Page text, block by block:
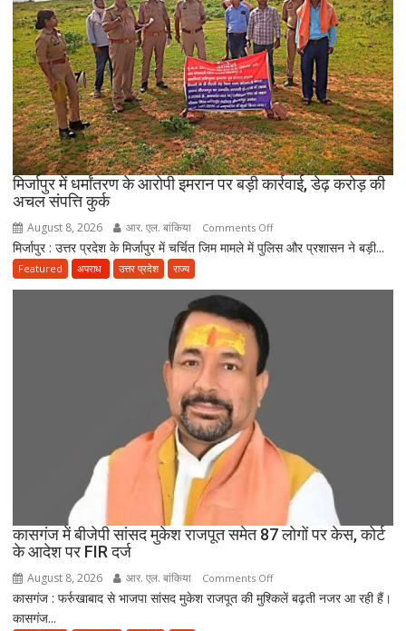
करने
का
आरोप
मिर्जापुर में धर्मांतरण के आरोपी इमरान पर बड़ी कार्रवाई, डेढ़ करोड़ की
अचल संपत्ति कुर्क
August 8, 2026 आर. एल. बांकिया Comments Offon
मिर्जापुर
धर्मांतरण
करोड़
संपत्ति
कुर्क
मिर्जापुर : उत्तर प्रदेश के मिर्जापुर में चर्चित जिम मामले में पुलिस और प्रशासन ने बड़ी...
Featured अपराध उत्तर प्रदेश राज्य
कासगंज में बीजेपी सांसद मुकेश राजपूत समेत 87 लोगों पर केस, कोर्ट
के आदेश पर FIR दर्ज
August 8, 2026 आर. एल. बांकिया Comments Offon
कासगंज
कासगंज : फर्रुखाबाद से भाजपा सांसद मुकेश राजपूत की मुश्किलें बढ़ती नजर आ रही हैं।
कासगंज...